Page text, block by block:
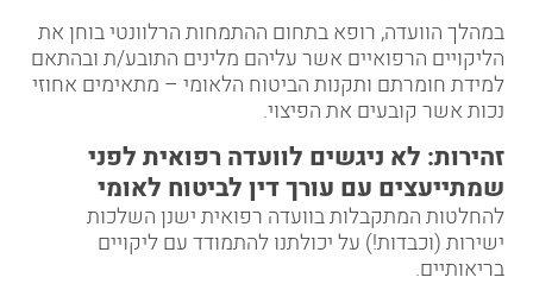
במהלך הוועדה, רופא בתחום ההתמחות הרלוונטי בוחן את
הליקויים הרפואיים אשר עליהם מלינים התובע/ת ובהתאם
למידת חומרתם ותקנות הביטוח הלאומי – מתאימים אחוזי
נכות אשר קובעים את הפיצוי.
זהירות: לא ניגשים לוועדה רפואית לפני
שמתייעצים עם עורך דין לביטוח לאומי
להחלטות המתקבלות בוועדה רפואית ישנן השלכות
ישירות (וכבדות!) על יכולתנו להתמודד עם ליקויים
בריאותיים.